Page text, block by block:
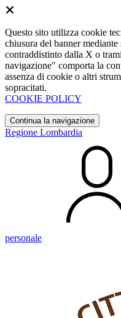
Questo sito utilizza cookie
chiusura del banner
contraddistinto dalla X o
navigazione" comporta la
assenza di cookie o altri
sopracitati.
COOKIE POLICY
Continua la navigazione
Regione Lombardia
personale